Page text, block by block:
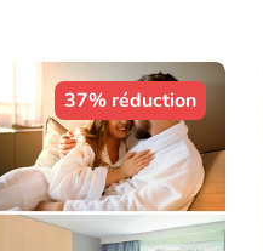
37% réduction